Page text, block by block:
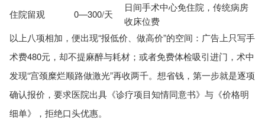
住院留观
0—300/天
日间手术中心免住院，传统病房
收床位费
以上八项相加，便出现“报低价、做高价”的空间：广告上只写手
术费480元，却不提麻醉与耗材；或者免费体检吸引进门，术中
发现“宫颈糜烂顺路做激光”再收两千。想省钱，第一步就是逐项
确认报价，要求医院出具《诊疗项目知情同意书》与《价格明
细单》，拒绝口头优惠。